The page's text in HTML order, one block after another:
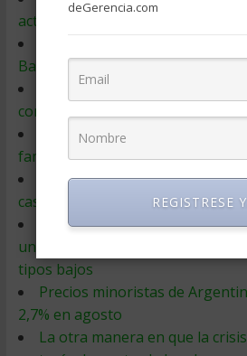
actuales favorecen la desigualdad
Pandemia puede aumentar
Banco Mundial
Fracasó la lucha contra la
con la lucha para crear más
Cómo el hambre está
familias en Estados Unidos por
En el segundo trimestre la
casi 21 millones de personas en
Apuesta arriesgada a la vista:
una explosión inflacionaria,
tipos bajos
Precios minoristas de
2,7% en agosto
La otra manera en que la
deGerencia.com
REGISTRESE